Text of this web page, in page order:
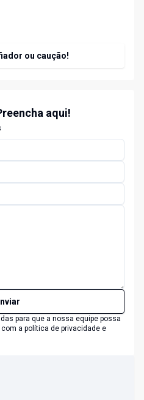
ou caução!
aqui!
para que a nossa equipe possa
a política de privacidade e